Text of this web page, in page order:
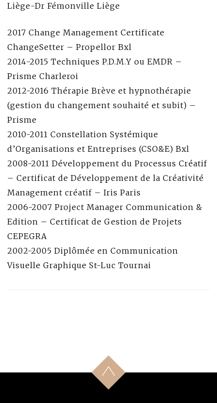
Liège-Dr Fémonville Liège
2017 Change Management Certificate
ChangeSetter – Propellor Bxl
2014-2015 Techniques P.D.M.Y ou EMDR –
Prisme Charleroi
2012-2016 Thérapie Brève et hypnothérapie
(gestion du changement souhaité et subit) –
Prisme
2010-2011 Constellation Systémique
d’Organisations et Entreprises (CSO&E) Bxl
2008-2011 Développement du Processus Créatif
– Certificat de Développement de la Créativité
Management créatif – Iris Paris
2006-2007 Project Manager Communication &
Edition – Certificat de Gestion de Projets
CEPEGRA
2002-2005 Diplômée en Communication
Visuelle Graphique St-Luc Tournai